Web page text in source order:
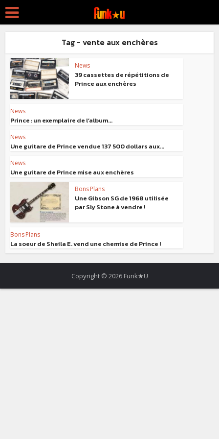
Tag - vente aux enchères
News
39 cassettes de répétitions de
Prince aux enchères
News
Prince : un exemplaire de l’album...
News
Une guitare de Prince vendue 137 500 dollars aux...
News
Une guitare de Prince mise aux enchères
Bons Plans
Une Gibson SG de 1968 utilisée
par Sly Stone à vendre !
Bons Plans
La soeur de Sheila E. vend une chemise de Prince !
Copyright © 2026 Funk★U